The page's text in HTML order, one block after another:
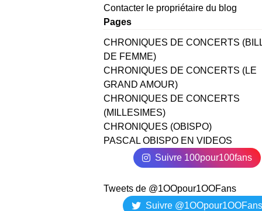
Contacter le propriétaire du blog
Pages
CHRONIQUES DE CONCERTS
DE FEMME)
CHRONIQUES DE CONCERTS (LE
GRAND AMOUR)
CHRONIQUES DE CONCERTS
(MILLESIMES)
CHRONIQUES (OBISPO)
PASCAL OBISPO EN VIDEOS
Suivre 100pour100fans
Tweets de @1OOpour1OOFans
Suivre @1OOpour1OOFans